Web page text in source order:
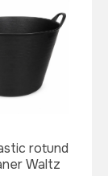
rotund
Waltz